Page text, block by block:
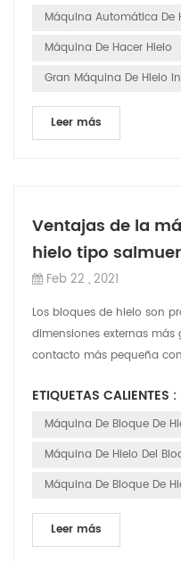
Máquina Automática De
Máquina De Hacer Hielo
Gran Máquina De Hielo
Leer más
Ventajas de la
hielo tipo
Feb 22 , 2021
Los bloques de hielo son
dimensiones externas
contacto más pequeña
ETIQUETAS CALIENTES :
Máquina De Bloque De
Máquina De Hielo Del
Máquina De Bloque De
Leer más